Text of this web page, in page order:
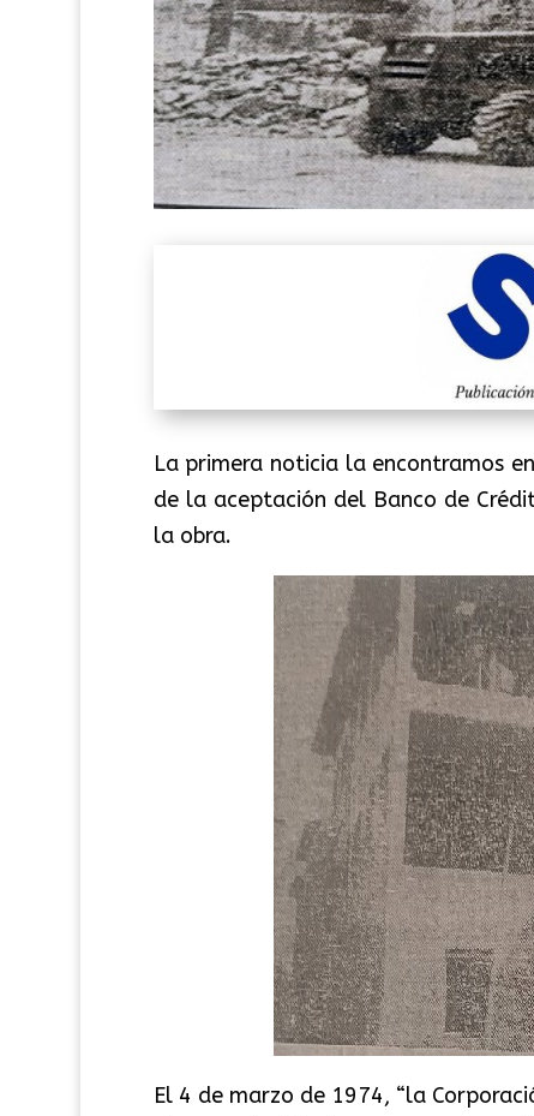
La primera noticia la encontramos
de la aceptación del Banco de
la obra.
El 4 de marzo de 1974, “la